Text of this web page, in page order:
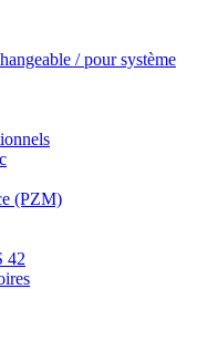
/ pour système
(PZM)
42